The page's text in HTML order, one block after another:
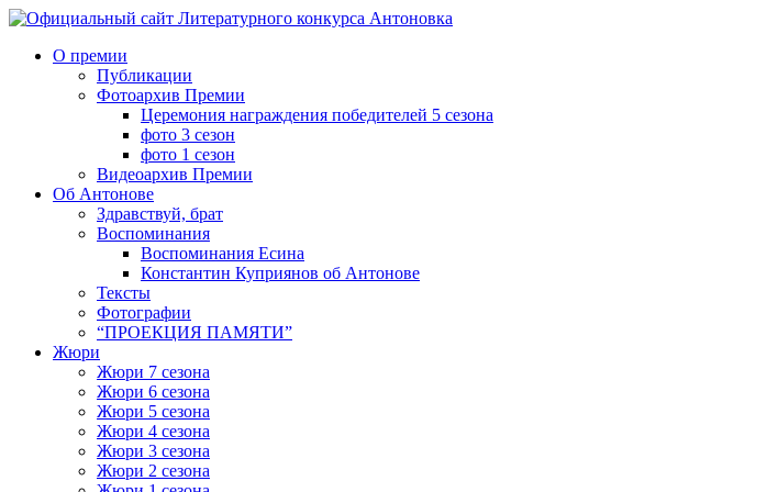
Перейти
содержимому
О премии
Публикации
Фотоархив Премии
Церемония награждения победителей 5 сезона
фото 3 сезон
фото 1 сезон
Видеоархив Премии
Об Антонове
Здравствуй, брат
Воспоминания
Воспоминания Есина
Константин Куприянов об Антонове
Тексты
Фотографии
“ПРОЕКЦИЯ ПАМЯТИ”
Жюри
Жюри 7 сезона
Жюри 6 сезона
Жюри 5 сезона
Жюри 4 сезона
Жюри 3 сезона
Жюри 2 сезона